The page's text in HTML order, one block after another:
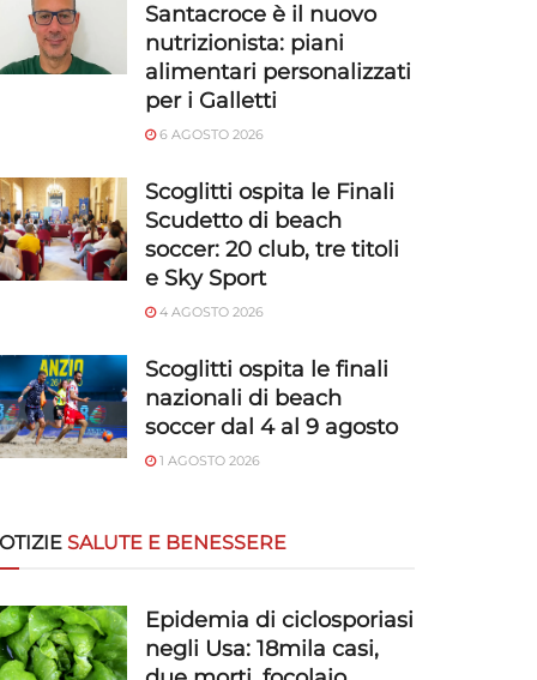
Santacroce è il nuovo
nutrizionista: piani
alimentari personalizzati
per i Galletti
6 AGOSTO 2026
Scoglitti ospita le Finali
Scudetto di beach
soccer: 20 club, tre titoli
e Sky Sport
4 AGOSTO 2026
Scoglitti ospita le finali
nazionali di beach
soccer dal 4 al 9 agosto
1 AGOSTO 2026
SALUTE E BENESSERE
Epidemia di ciclosporiasi
negli Usa: 18mila casi,